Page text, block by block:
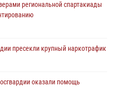
региональной спартакиады
пресекли крупный наркотрафик
оказали помощь